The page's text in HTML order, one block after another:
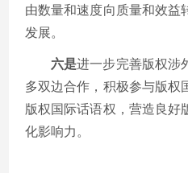
由数量和速度向质量和效益
发展。
六是进一步完善版权涉
多双边合作，积极参与版权
版权国际话语权，营造良好
化影响力。